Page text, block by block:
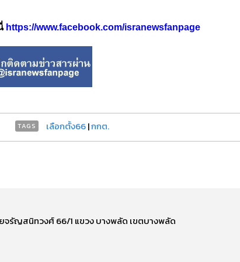
https://www.facebook.com/isranewsfanpage
TAGS เลือกตั้ง66|กกต.
ยจรัญสนิทวงศ์ 66/1 แขวง บางพลัด เขตบางพลัด